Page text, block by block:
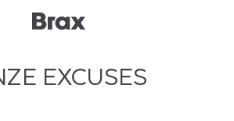
EXCUSES